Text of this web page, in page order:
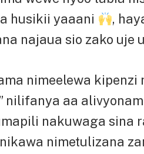
husikii yaaani
,
najaua sio zako uje
nimeelewa
nilifanya aa
nakuwaga sina
nimetulizana